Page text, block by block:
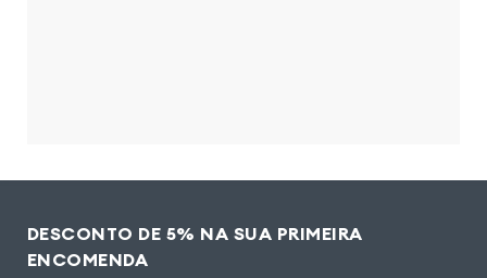
DESCONTO DE 5% NA SUA PRIMEIRA
ENCOMENDA